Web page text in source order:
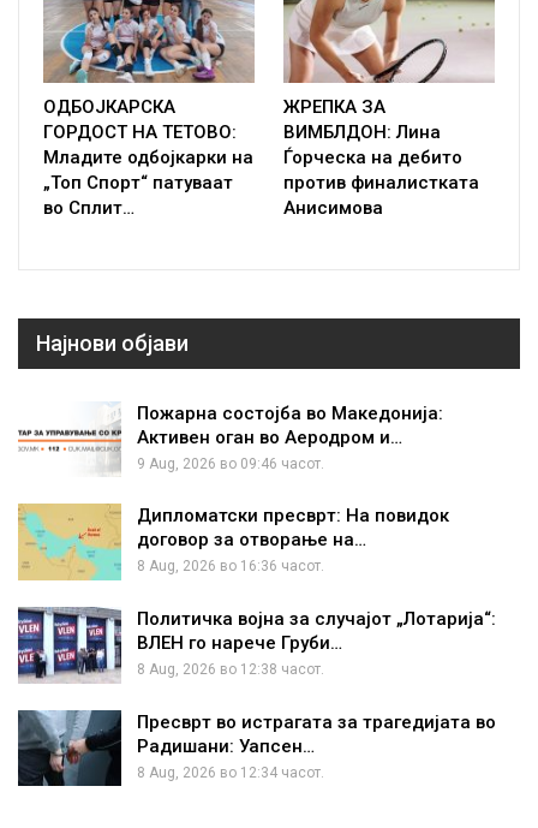
ОДБОЈКАРСКА
ГОРДОСТ НА ТЕТОВО:
Младите одбојкарки на
„Топ Спорт“ патуваат
во Сплит…
ЖРЕПКА ЗА
ВИМБЛДОН: Лина
Ѓорческа на дебито
против финалистката
Анисимова
Најнови објави
Пожарна состојба во Македонија:
Активен оган во Аеродром и…
9 Aug, 2026 во 09:46 часот.
Дипломатски пресврт: На повидок
договор за отворање на…
8 Aug, 2026 во 16:36 часот.
Политичка војна за случајот „Лотарија“:
ВЛЕН го нарече Груби…
8 Aug, 2026 во 12:38 часот.
Пресврт во истрагата за трагедијата во
Радишани: Уапсен…
8 Aug, 2026 во 12:34 часот.